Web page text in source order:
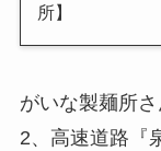
所】
がいな製麺所
2、高速道路『